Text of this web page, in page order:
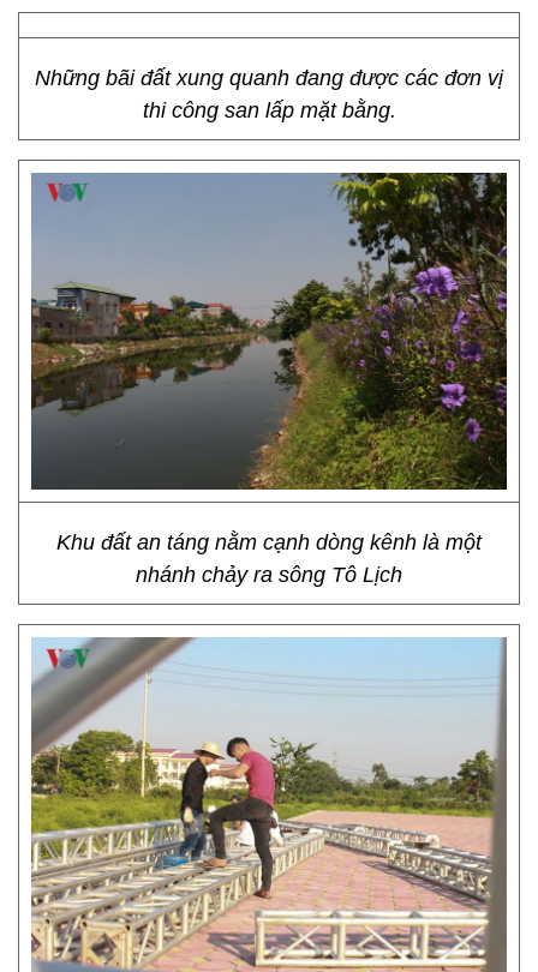
Những bãi đất xung quanh đang được các đơn vị
thi công san lấp mặt bằng.
Khu đất an táng nằm cạnh dòng kênh là một
nhánh chảy ra sông Tô Lịch